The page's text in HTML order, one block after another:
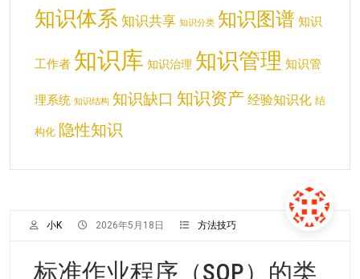
小K 2026年5月18日 方法技巧
标准作业程序（SOP）的类
知识体系 知识共享 知识分类 知识图谱 知识
工作者 知识库 知识治理 知识管理 知识管
理系统 知识结构 知识缺口 知识资产 经验知识化 结
构化 隐性知识